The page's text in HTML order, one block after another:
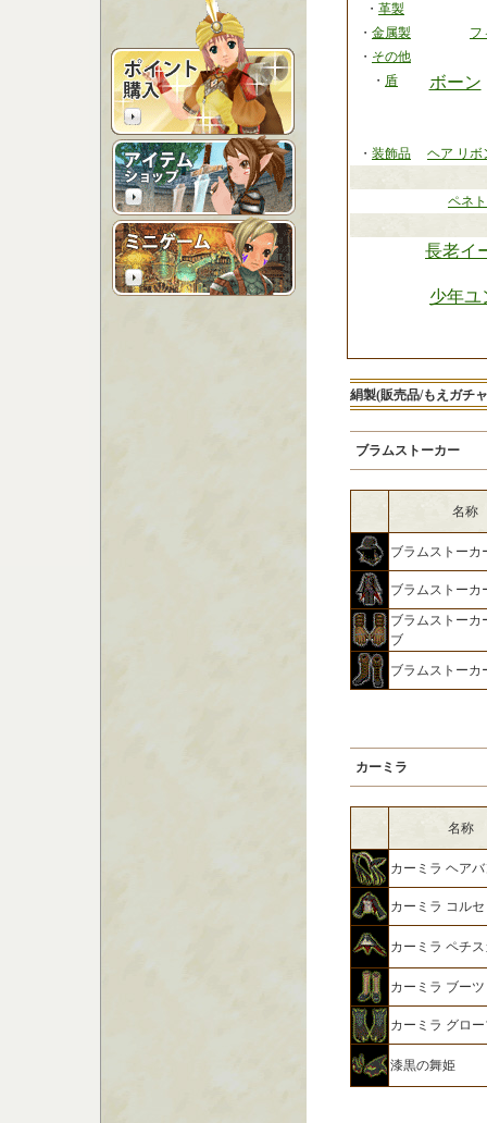
・ 革製
・ 金属製
フ
・ その他
・ 盾 ボーン
・ 装飾品 ヘア リボ
ペネ
長老イ
少年ユ
絹製(販売品/もえガチ
ブラムストーカー
名称
ブラムストーカ
ブラムストーカ
ブラムストーカ
ブ
ブラムストーカ
カーミラ
名称
カーミラ ヘア
カーミラ コル
カーミラ ペチ
カーミラ ブーツ
カーミラ グロ
漆黒の舞姫